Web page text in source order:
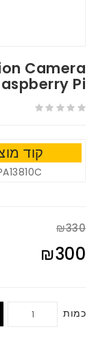
Camera
Pi
קוד
₪330
₪300
כמות